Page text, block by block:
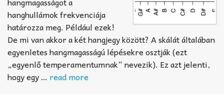
hanghullámok frekvenciája
határozza meg. Például ezek!
De mi van akkor a két hangjegy között? A skálát általában
egyenletes hangmagasságú lépésekre osztják (ezt
„egyenlő temperamentumnak” nevezik). Ez azt jelenti,
hogy egy … read more